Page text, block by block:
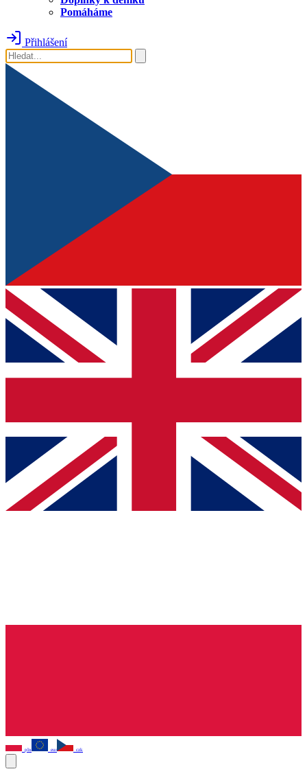
Pomáháme
Přihlášení
pln eur czk